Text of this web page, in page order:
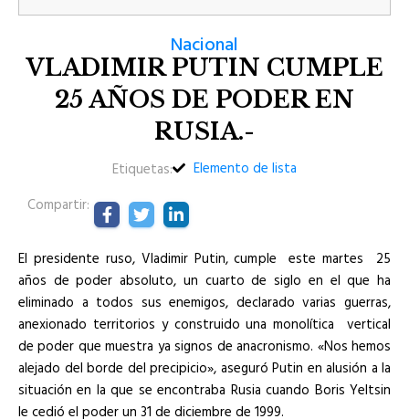
Nacional
VLADIMIR PUTIN CUMPLE
25 AÑOS DE PODER EN
RUSIA.-
Etiquetas:
Elemento de lista
Compartir:
El presidente ruso, Vladimir Putin, cumple este martes 25
años de poder absoluto, un cuarto de siglo en el que ha
eliminado a todos sus enemigos, declarado varias guerras,
anexionado territorios y construido una monolítica vertical
de poder que muestra ya signos de anacronismo. «Nos hemos
alejado del borde del precipicio», aseguró Putin en alusión a la
situación en la que se encontraba Rusia cuando Boris Yeltsin
le cedió el poder un 31 de diciembre de 1999.